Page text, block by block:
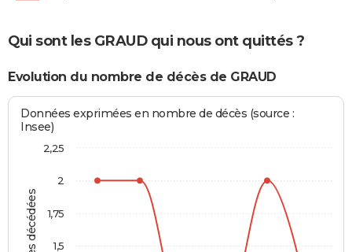
Qui sont les GRAUD qui nous ont quittés ?
Evolution du nombre de décès de GRAUD
Données exprimées en nombre de décès (source :
Insee)
1,5
1,75
2
2,25